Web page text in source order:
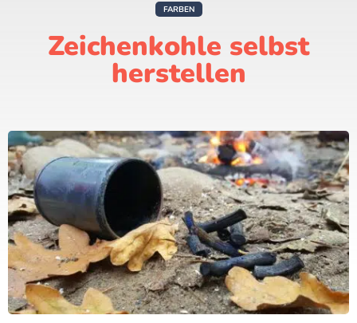
FARBEN
Zeichenkohle selbst
herstellen